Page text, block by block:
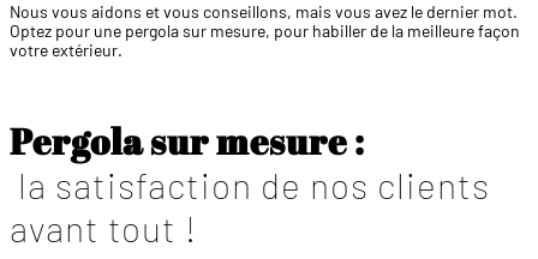
Nous vous aidons et vous conseillons, mais vous avez le dernier mot.
Optez pour une pergola sur mesure, pour habiller de la meilleure façon
votre extérieur.
Pergola sur mesure :
la satisfaction de nos clients
avant tout !